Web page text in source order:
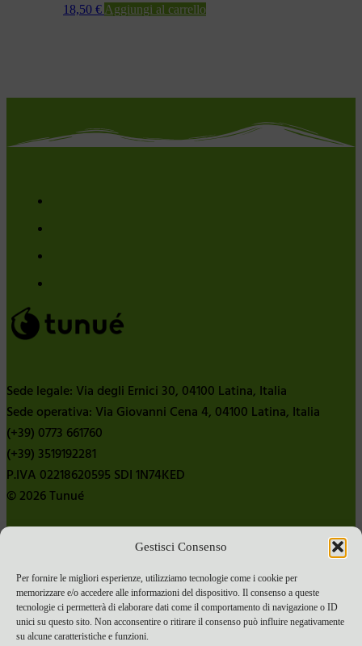
Gestisci Consenso
Per fornire le migliori esperienze, utilizziamo tecnologie come i cookie per
memorizzare e/o accedere alle informazioni del dispositivo. Il consenso a queste
tecnologie ci permetterà di elaborare dati come il comportamento di navigazione o ID
unici su questo sito. Non acconsentire o ritirare il consenso può influire negativamente
su alcune caratteristiche e funzioni.
18,50 € Aggiungi al carrello
Sede legale: Via degli Ernici 30, 04100 Latina, Italia
Sede operativa: Via Giovanni Cena 4, 04100 Latina, Italia
(+39) 0773 661760
(+39) 3519192281
P.IVA 02218620595 SDI 1N74KED
© 2026 Tunué
Contatti
Pubblica con noi
Termini e condizioni e-commerce